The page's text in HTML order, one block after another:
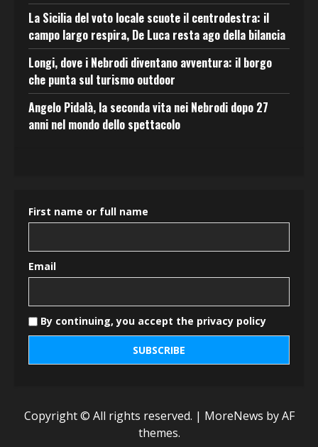
La Sicilia del voto locale scuote il centrodestra: il
campo largo respira, De Luca resta ago della bilancia
Longi, dove i Nebrodi diventano avventura: il borgo
che punta sul turismo outdoor
Angelo Pidalà, la seconda vita nei Nebrodi dopo 27
anni nel mondo dello spettacolo
First name or full name
Email
By continuing, you accept the privacy policy
Copyright © All rights reserved. | MoreNews by AF
themes.